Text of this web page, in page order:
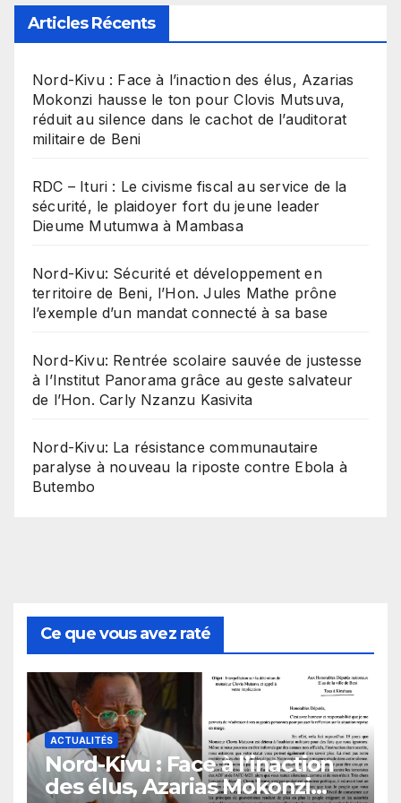
Articles Récents
Nord-Kivu : Face à l’inaction des élus, Azarias
Mokonzi hausse le ton pour Clovis Mutsuva,
réduit au silence dans le cachot de l’auditorat
militaire de Beni
RDC – Ituri : Le civisme fiscal au service de la
sécurité, le plaidoyer fort du jeune leader
Dieume Mutumwa à Mambasa
Nord-Kivu: Sécurité et développement en
territoire de Beni, l’Hon. Jules Mathe prône
l’exemple d’un mandat connecté à sa base
Nord-Kivu: Rentrée scolaire sauvée de justesse
à l’Institut Panorama grâce au geste salvateur
de l’Hon. Carly Nzanzu Kasivita
Nord-Kivu: La résistance communautaire
paralyse à nouveau la riposte contre Ebola à
Butembo
Ce que vous avez raté
ACTUALITÉS
Nord-Kivu : Face à l’inaction
des élus, Azarias Mokonzi